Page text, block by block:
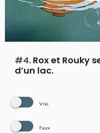
#4. Rox et Rouky
d’un lac.
Vrai
Faux